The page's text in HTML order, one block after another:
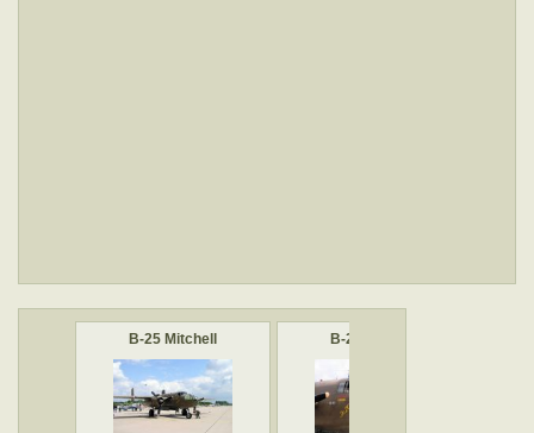
B-25 Mitchell B-25 Mitchell